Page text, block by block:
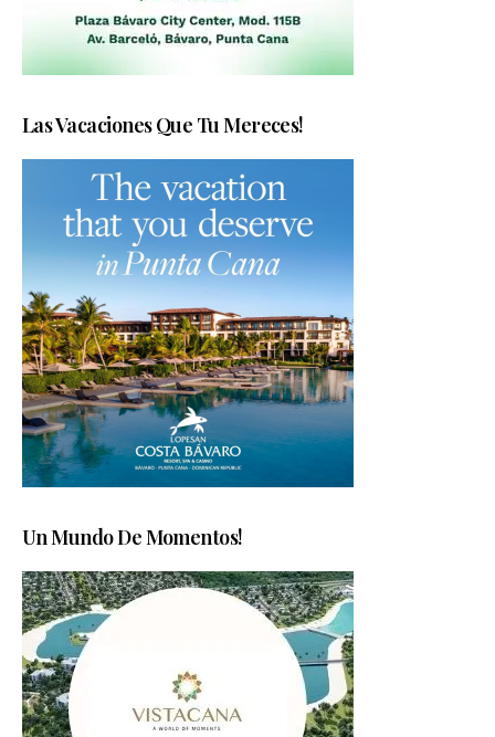
Las Vacaciones Que Tu Mereces!
Un Mundo De Momentos!